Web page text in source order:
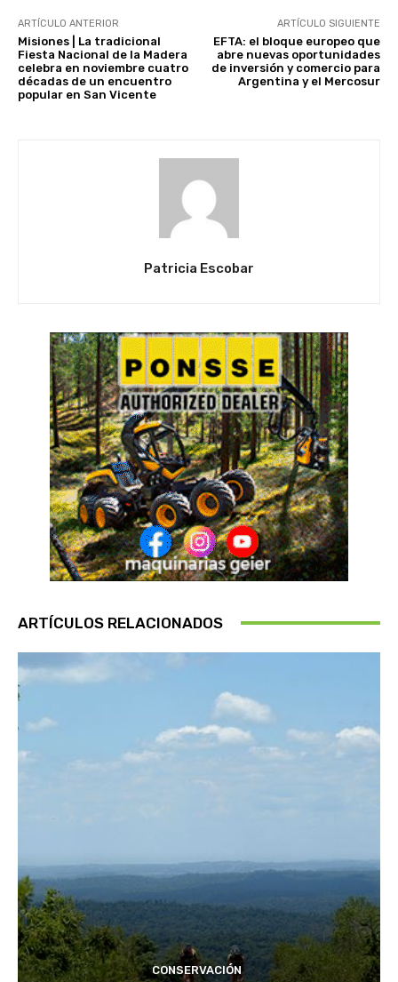
ARTÍCULO ANTERIOR
Misiones | La tradicional
Fiesta Nacional de la Madera
celebra en noviembre cuatro
décadas de un encuentro
popular en San Vicente
ARTÍCULO SIGUIENTE
EFTA: el bloque europeo que
abre nuevas oportunidades
de inversión y comercio para
Argentina y el Mercosur
Patricia Escobar
ARTÍCULOS RELACIONADOS
CONSERVACIÓN